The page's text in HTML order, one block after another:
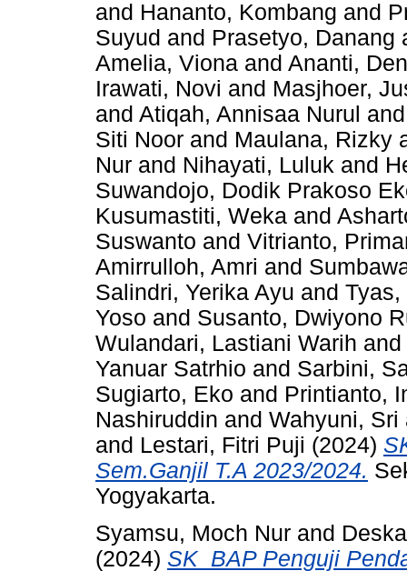
and Hananto, Kombang and
Suyud and Prasetyo, Danang
Amelia, Viona and Ananti,
Irawati, Novi and Masjhoer,
and Atiqah, Annisaa Nurul
Siti Noor and Maulana, Rizky
Nur and Nihayati, Luluk and
Suwandojo, Dodik Prakoso
Kusumastiti, Weka and
Suswanto and Vitrianto,
Amirrulloh, Amri and
Salindri, Yerika Ayu and Tyas,
Yoso and Susanto, Dwiyono
Wulandari, Lastiani Warih and
Yanuar Satrhio and Sarbini,
Sugiarto, Eko and Printianto,
Nashiruddin and Wahyuni, Sri
and Lestari, Fitri Puji (2024)
Sem.Ganjil T.A 2023/2024.
Yogyakarta.
Syamsu, Moch Nur and
(2024) SK_BAP Penguji